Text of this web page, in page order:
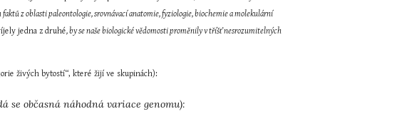
z oblasti paleontologie, srovnávací anatomie, fyziologie, biochemie a molekulární
jedna z druhé, by se naše biologické vědomosti proměnily v tříšť nesrozumitelných
živých bytostí“, které žijí ve skupinách):
se občasná náhodná variace genomu):